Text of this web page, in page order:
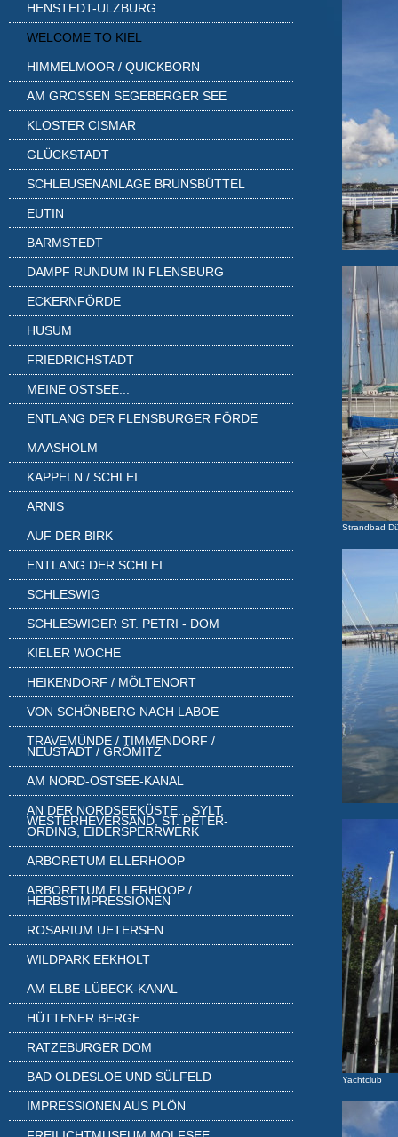
Strandbad
Yachtclub
HENSTEDT-ULZBURG
WELCOME TO KIEL
HIMMELMOOR / QUICKBORN
AM GROSSEN SEGEBERGER SEE
KLOSTER CISMAR
GLÜCKSTADT
SCHLEUSENANLAGE BRUNSBÜTTEL
EUTIN
BARMSTEDT
DAMPF RUNDUM IN FLENSBURG
ECKERNFÖRDE
HUSUM
FRIEDRICHSTADT
MEINE OSTSEE...
ENTLANG DER FLENSBURGER FÖRDE
MAASHOLM
KAPPELN / SCHLEI
ARNIS
AUF DER BIRK
ENTLANG DER SCHLEI
SCHLESWIG
SCHLESWIGER ST. PETRI - DOM
KIELER WOCHE
HEIKENDORF / MÖLTENORT
VON SCHÖNBERG NACH LABOE
TRAVEMÜNDE / TIMMENDORF /
NEUSTADT / GRÖMITZ
AM NORD-OSTSEE-KANAL
AN DER NORDSEEKÜSTE... SYLT,
WESTERHEVERSAND, ST. PETER-
ORDING, EIDERSPERRWERK
ARBORETUM ELLERHOOP
ARBORETUM ELLERHOOP /
HERBSTIMPRESSIONEN
ROSARIUM UETERSEN
WILDPARK EEKHOLT
AM ELBE-LÜBECK-KANAL
HÜTTENER BERGE
RATZEBURGER DOM
BAD OLDESLOE UND SÜLFELD
IMPRESSIONEN AUS PLÖN